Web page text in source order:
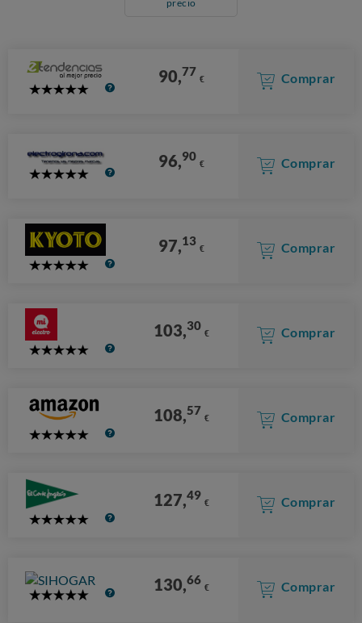
precio
5
90,77 € Comprar
5
96,90 € Comprar
5
97,13 € Comprar
5
103,30 € Comprar
5
108,57 € Comprar
5
127,49 € Comprar
5
130,66 € Comprar